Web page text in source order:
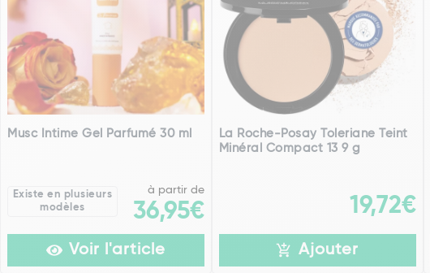
Musc Intime Gel Parfumé 30 ml
Existe en plusieurs
modèles
à partir de
36,95€
Voir l'article
La Roche-Posay Toleriane Teint
Minéral Compact 13 9 g
19,72€
Ajouter